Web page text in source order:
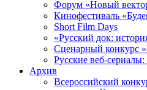
Форум «Новый
Кинофестиваль
Short Film Days
«Русский док:
Сценарный конкурс
Русские веб-
Архив
Всероссийский